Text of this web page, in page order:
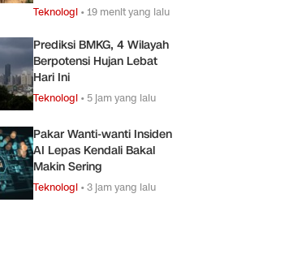
Teknologi •19 menit yang lalu
Prediksi BMKG, 4 Wilayah
Berpotensi Hujan Lebat
Hari Ini
Teknologi • 5 jam yang lalu
Pakar Wanti-wanti Insiden
AI Lepas Kendali Bakal
Makin Sering
Teknologi •3 jam yang lalu